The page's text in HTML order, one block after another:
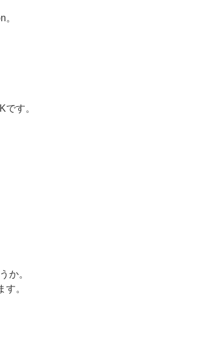
す。
か。
。